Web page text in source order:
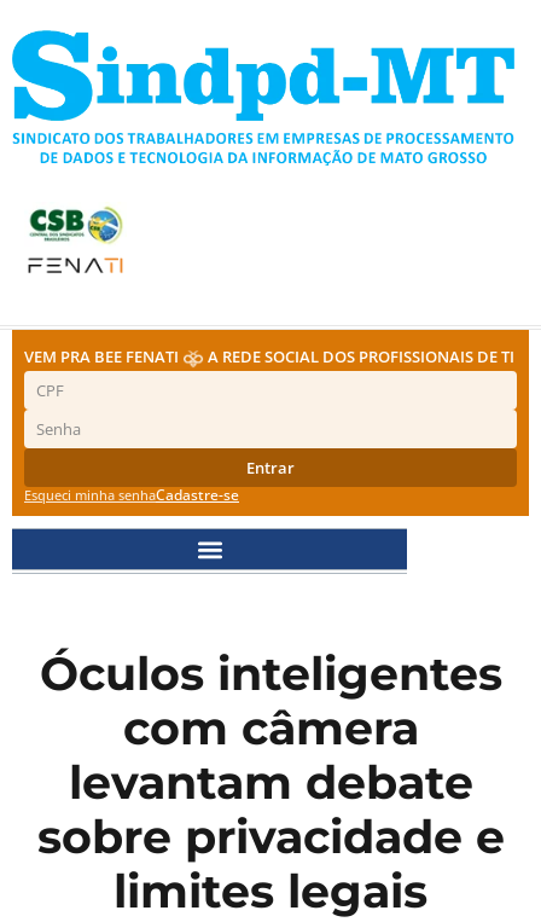
para
conteúdo
VEM PRA BEE FENATI A REDE SOCIAL DOS PROFISSIONAIS DE TI
Entrar
Esqueci minha senhaCadastre-se
Óculos inteligentes
com câmera
levantam debate
sobre privacidade e
limites legais